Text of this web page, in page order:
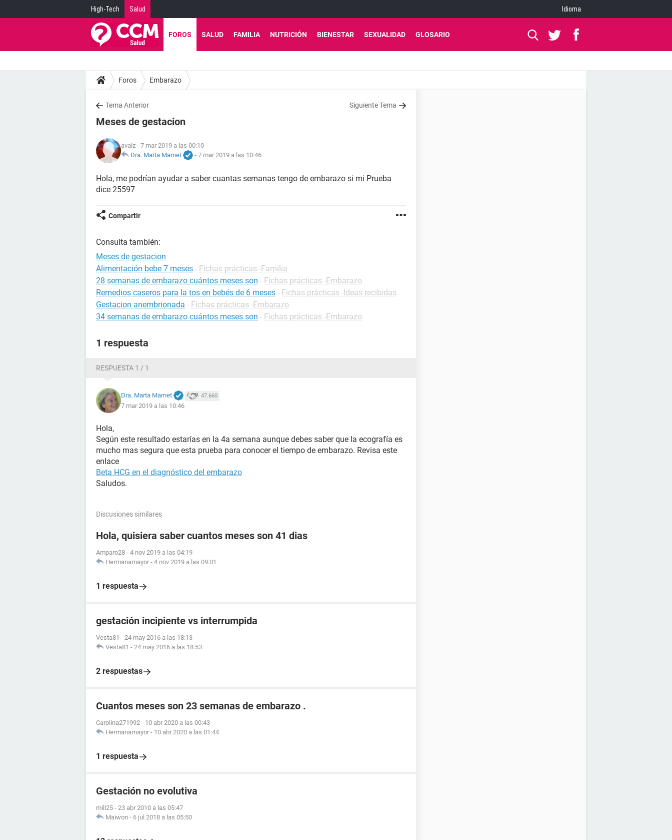
High-Tech Salud Idioma
FOROS SALUD FAMILIA NUTRICIÓN BIENESTAR SEXUALIDAD GLOSARIO
Foros Embarazo
Tema Anterior Siguiente Tema
Meses de gestacion
avalz - 7 mar 2019 a las 00:10
Dra. Marta Marnet
- 7 mar 2019 a las 10:46
Hola, me podrían ayudar a saber cuantas semanas tengo de embarazo si mi Prueba
dice 25597
Compartir
Consulta también:
Meses de gestacion
Alimentación bebe 7 meses - Fichas prácticas -Familia
28 semanas de embarazo cuántos meses son - Fichas prácticas -Embarazo
Remedios caseros para la tos en bebés de 6 meses - Fichas prácticas -Ideas recibidas
Gestacion anembrionada - Fichas prácticas -Embarazo
34 semanas de embarazo cuántos meses son - Fichas prácticas -Embarazo
1 respuesta
RESPUESTA 1 / 1
Dra. Marta Marnet 47.660
7 mar 2019 a las 10:46
Hola,
Según este resultado estarías en la 4a semana aunque debes saber que la ecografía es
mucho mas segura que esta prueba para conocer el tiempo de embarazo. Revisa este
enlace
Beta HCG en el diagnóstico del embarazo
Saludos.
Discusiones similares
Hola, quisiera saber cuantos meses son 41 dias
Amparo28 - 4 nov 2019 a las 04:19
Hermanamayor - 4 nov 2019 a las 09:01
1 respuesta
gestación incipiente vs interrumpida
Vesta81 - 24 may 2016 a las 18:13
Vesta81 - 24 may 2016 a las 18:53
2 respuestas
Cuantos meses son 23 semanas de embarazo .
Carolina271992 - 10 abr 2020 a las 00:43
Hermanamayor - 10 abr 2020 a las 01:44
1 respuesta
Gestación no evolutiva
mili25 - 23 abr 2010 a las 05:47
Maiwon - 6 jul 2018 a las 05:50